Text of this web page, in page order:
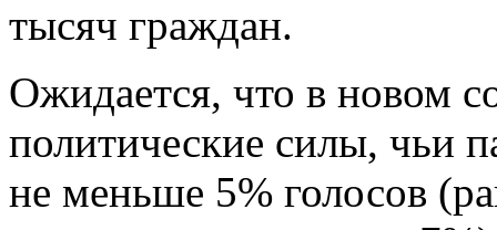
тысяч граждан.
Ожидается, что в новом
политические силы, чьи
не меньше 5% голосов